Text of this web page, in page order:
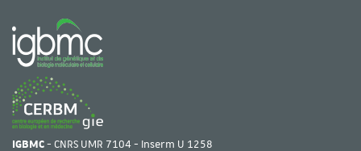
IGBMC- CNRS UMR 7104 - Inserm U 1258